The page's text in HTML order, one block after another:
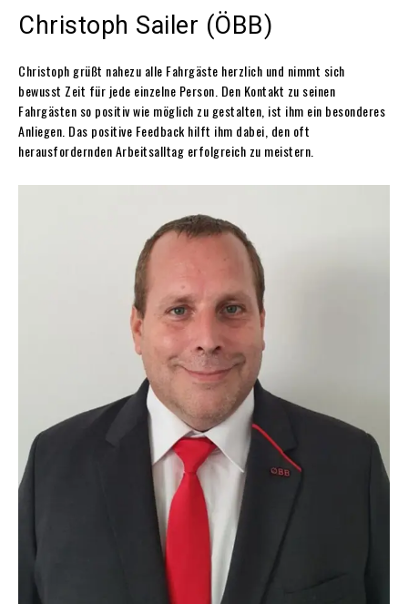
Christoph Sailer (ÖBB)
Christoph grüßt nahezu alle Fahrgäste herzlich und nimmt sich
bewusst Zeit für jede einzelne Person. Den Kontakt zu seinen
Fahrgästen so positiv wie möglich zu gestalten, ist ihm ein besonderes
Anliegen. Das positive Feedback hilft ihm dabei, den oft
herausfordernden Arbeitsalltag erfolgreich zu meistern.